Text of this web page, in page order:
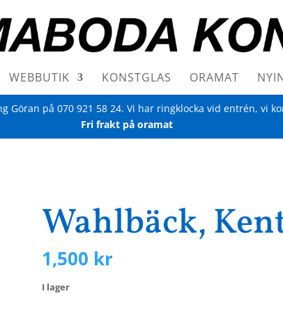
WEBBUTIK KONSTGLAS ORAMAT
Göran på 070 921 58 24. Vi har ringklocka vid entrén, vi
Fri frakt på oramat
Wahlbäck,
1,500 kr
I lager